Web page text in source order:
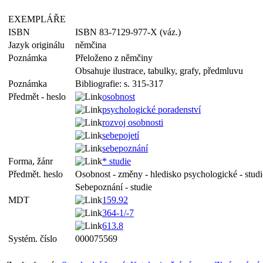
EXEMPLÁŘE
ISBN
ISBN 83-7129-977-X (váz.)
Jazyk originálu
němčina
Poznámka
Přeloženo z němčiny
Obsahuje ilustrace, tabulky, grafy, předmluvu
Poznámka
Bibliografie: s. 315-317
Předmět - heslo
osobnost
psychologické poradenství
rozvoj osobnosti
sebepojetí
sebepoznání
Forma, žánr
* studie
Předmět. heslo
Osobnost - změny - hledisko psychologické -
Sebepoznání - studie
MDT
159.92
364-1/-7
613.8
Systém. číslo
000075569